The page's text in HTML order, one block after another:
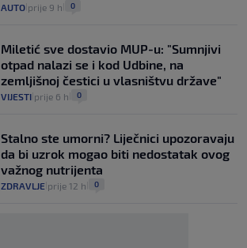
AUTO prije 9 h 0
Miletić sve dostavio MUP-u: "Sumnjivi
otpad nalazi se i kod Udbine, na
zemljišnoj čestici u vlasništvu države"
VIJESTI prije 6 h 0
Stalno ste umorni? Liječnici upozoravaju
da bi uzrok mogao biti nedostatak ovog
važnog nutrijenta
ZDRAVLJE prije 12 h 0